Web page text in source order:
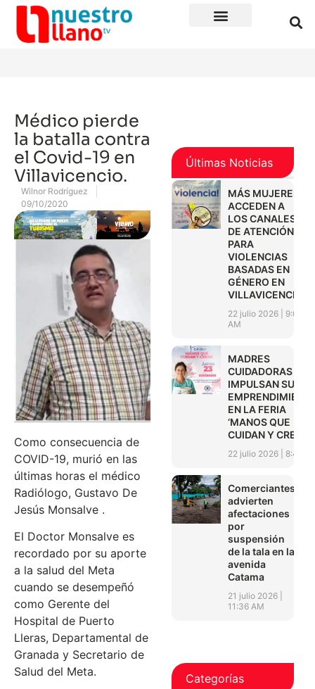
Médico pierde
la batalla contra
el Covid-19 en
Villavicencio.
Wilnor Rodríguez
09/10/2020
Como consecuencia de
COVID-19, murió en las
últimas horas el médico
Radiólogo, Gustavo De
Jesús Monsalve .
El Doctor Monsalve es
recordado por su aporte
a la salud del Meta
cuando se desempeñó
como Gerente del
Hospital de Puerto
Lleras, Departamental de
Granada y Secretario de
Salud del Meta.
Últimas Noticias
MÁS MUJERES
ACCEDEN A
LOS CANALES
DE ATENCIÓN
PARA
VIOLENCIAS
BASADAS EN
GÉNERO EN
VILLAVICENCIO
22 julio 2026
9:01
AM
MADRES
CUIDADORAS
IMPULSAN SUS
EN LA FERIA
‘MANOS QUE
CUIDAN Y CREAN’
22 julio 2026 8:45
Comerciantes
advierten
afectaciones
por
suspensión
de la tala en la
avenida
Catama
21 julio 2026
11:36 AM
Categorías